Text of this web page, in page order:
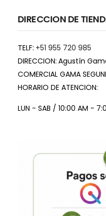
DIRECCION DE
TELF: +51 955 720 985
DIRECCION: Agustín
COMERCIAL GAMA
HORARIO DE ATENCION:
LUN - SAB / 10:00 AM -